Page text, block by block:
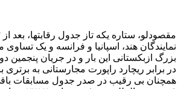
نمایندگان هند، اسپانیا و فرانسه و یک تساوی
بزرگ ازبکستانی این بار و در جریان پنجمین
همچنان بی رقیب در صدر جدول مسابقات باقی